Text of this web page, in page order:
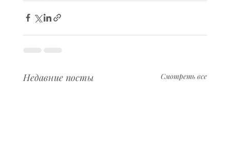
Недавние посты Смотреть все